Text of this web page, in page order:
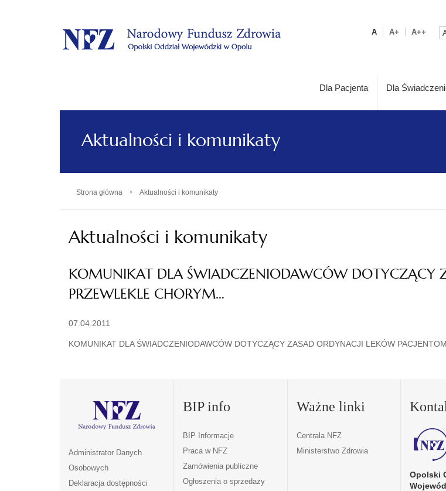
. A A+ A++
Dla Pacjenta Dla
Aktualności i komunikaty
Strona główna › Aktualności i komunikaty
Aktualności i komunikaty
KOMUNIKAT DLA ŚWIADCZENIODAWCÓW DOTYCZĄCY
PRZEWLEKLE CHORYM…
07.04.2011
KOMUNIKAT DLA ŚWIADCZENIODAWCÓW DOTYCZĄCY ZASAD ORDYNACJI LEKÓW
Administrator Danych
Osobowych
Deklaracja dostępności
BIP info
BIP Informacje
Praca w NFZ
Zamówienia publiczne
Ogłoszenia o sprzedaży
Ważne linki
Centrala NFZ
Ministerstwo Zdrowia
Opolski